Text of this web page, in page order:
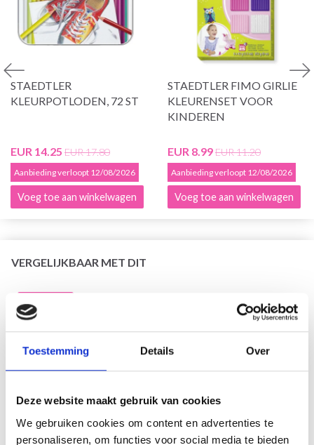
Toestemming Details Over
Deze website maakt gebruik van cookies
We gebruiken cookies om content en advertenties te
personaliseren, om functies voor social media te bieden
STAEDTLER
KLEURPOTLODEN, 72 ST
EUR 14.25 EUR 17.80
Aanbieding verloopt 12/08/2026
Voeg toe aan winkelwagen
STAEDTLER FIMO GIRLIE
KLEURENSET VOOR
KINDEREN
EUR 8.99EUR 11.20
Aanbieding verloopt 12/08/2026
Voeg toe aan winkelwagen
VERGELIJKBAAR MET DIT